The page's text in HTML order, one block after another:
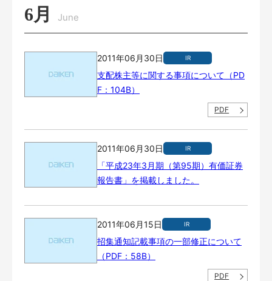
6月 June
2011年06月30日 IR
支配株主等に関する事項について（PD
F：104B）
PDF
2011年06月30日 IR
「平成23年3月期（第95期）有価証券
報告書」を掲載しました。
2011年06月15日 IR
招集通知記載事項の一部修正について
（PDF：58B）
PDF